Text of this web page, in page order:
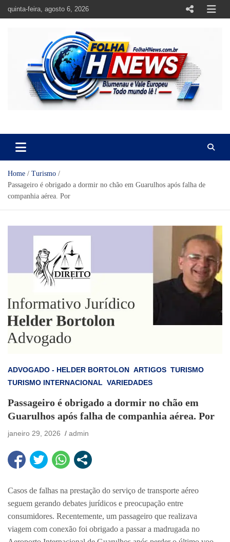
quinta-feira, agosto 6, 2026
Home
Turismo
Passageiro é obrigado a dormir no chão em Guarulhos após falha de
companhia aérea. Por
ADVOGADO - HELDER BORTOLON ARTIGOS TURISMO
TURISMO INTERNACIONAL VARIEDADES
Passageiro é obrigado a dormir no chão em
Guarulhos após falha de companhia aérea. Por
janeiro 29, 2026 admin
Casos de falhas na prestação do serviço de transporte aéreo
seguem gerando debates jurídicos e preocupação entre
consumidores. Recentemente, um passageiro que realizava
viagem com conexão foi obrigado a passar a madrugada no